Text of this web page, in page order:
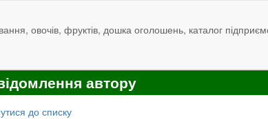
овочів, фруктів, дошка оголошень, каталог
автору
до списку